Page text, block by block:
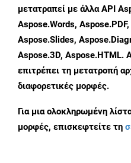
μετατραπεί με άλλα API
Aspose.Words,
Aspose.Slides,
Aspose.3D, Aspose.HTML.
επιτρέπει τη μετατροπή
διαφορετικές μορφές.
Για μια ολοκληρωμένη
μορφές, επισκεφτείτε τη